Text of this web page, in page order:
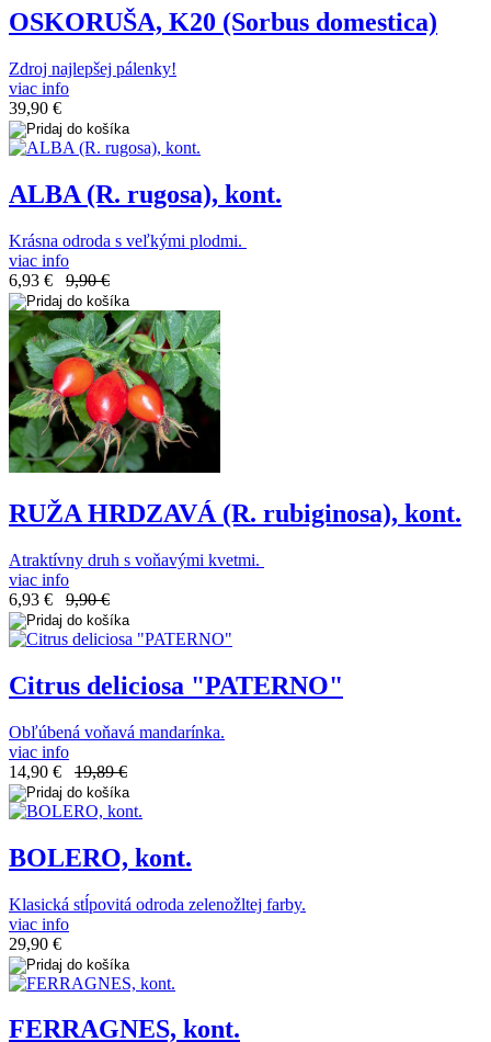
OSKORUŠA, K20 (Sorbus domestica)
Zdroj najlepšej pálenky!
viac info
39,90 €
ALBA (R. rugosa), kont.
Krásna odroda s veľkými plodmi.
viac info
6,93 €
9,90 €
RUŽA HRDZAVÁ (R. rubiginosa), kont.
Atraktívny druh s voňavými kvetmi.
viac info
6,93 €
9,90 €
Citrus deliciosa "PATERNO"
Obľúbená voňavá mandarínka.
viac info
14,90 €
19,89 €
BOLERO, kont.
Klasická stĺpovitá odroda zelenožltej farby.
viac info
29,90 €
FERRAGNES, kont.